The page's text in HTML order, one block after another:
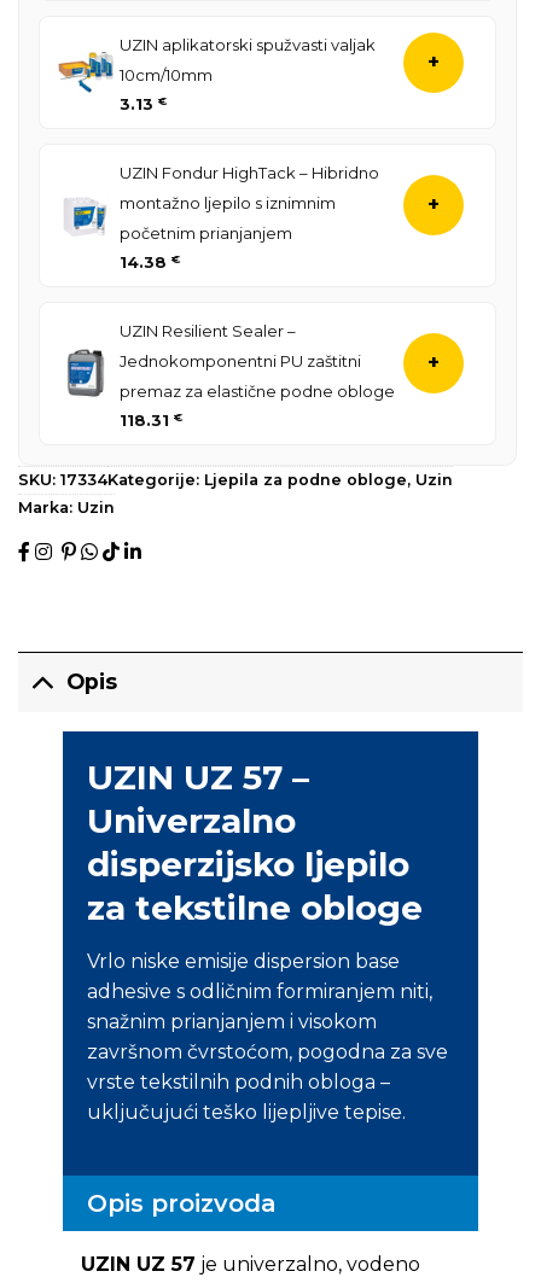
UZIN aplikatorski spužvasti valjak
10cm/10mm
3.13 €
+
UZIN Fondur HighTack – Hibridno
montažno ljepilo s iznimnim
početnim prianjanjem
14.38 €
+
UZIN Resilient Sealer –
Jednokomponentni PU zaštitni
premaz za elastične podne obloge
118.31 €
+
SKU: 17334Kategorije: Ljepila za podne obloge, Uzin
Marka: Uzin
Opis
UZIN UZ 57 –
Univerzalno
disperzijsko ljepilo
za tekstilne obloge
Vrlo niske emisije dispersion base
adhesive s odličnim formiranjem niti,
snažnim prianjanjem i visokom
završnom čvrstoćom, pogodna za sve
vrste tekstilnih podnih obloga –
uključujući teško lijepljive tepise.
Opis proizvoda
UZIN UZ 57 je univerzalno, vodeno